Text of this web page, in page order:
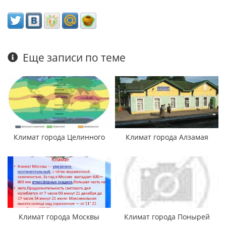
Еще записи по теме
Климат города Целинного Климат города Алзамая
Климат города Москвы Климат города Понырей